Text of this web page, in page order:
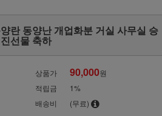
란 동양난 개업화분 거실 사무실 승
진선물 축하
상품가 90,000원
적립금
1%
배송비
(무료)